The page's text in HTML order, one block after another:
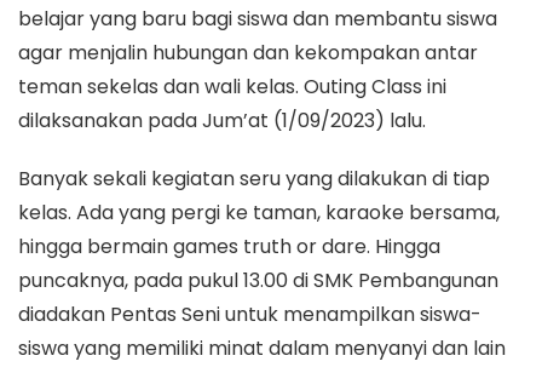
belajar yang baru bagi siswa dan membantu siswa
agar menjalin hubungan dan kekompakan antar
teman sekelas dan wali kelas. Outing Class ini
dilaksanakan pada Jum’at (1/09/2023) lalu.
Banyak sekali kegiatan seru yang dilakukan di tiap
kelas. Ada yang pergi ke taman, karaoke bersama,
hingga bermain games truth or dare. Hingga
puncaknya, pada pukul 13.00 di SMK Pembangunan
diadakan Pentas Seni untuk menampilkan siswa-
siswa yang memiliki minat dalam menyanyi dan lain